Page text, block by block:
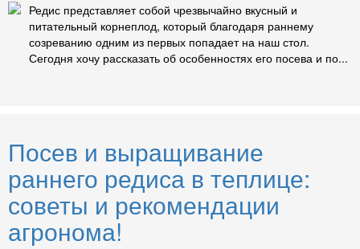
Редис представляет собой чрезвычайно вкусный и
питательный корнеплод, который благодаря раннему
созреванию одним из первых попадает на наш стол.
Сегодня хочу рассказать об особенностях его посева и по...
Посев и выращивание
раннего редиса в теплице:
советы и рекомендации
агронома!